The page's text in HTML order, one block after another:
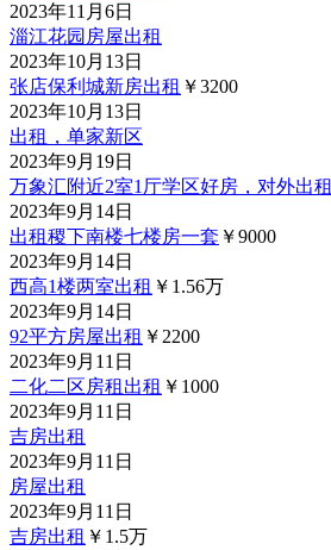
2023年11月6日
淄江花园房屋出租
2023年10月13日
张店保利城新房出租 ￥3200
2023年10月13日
出租，单家新区
2023年9月19日
万象汇附近2室1厅学区好房，对外出租
2023年9月14日
出租稷下南楼七楼房一套 ￥9000
2023年9月14日
西高1楼两室出租 ￥1.56万
2023年9月14日
92平方房屋出租 ￥2200
2023年9月11日
二化二区房租出租 ￥1000
2023年9月11日
吉房出租
2023年9月11日
房屋出租
2023年9月11日
吉房出租 ￥1.5万